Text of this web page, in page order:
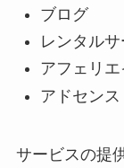
ブログ
レンタル
アフェリエ
アドセンス
サービスの提